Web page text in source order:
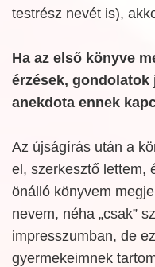
testrész nevét is),
Ha az első könyve
érzések, gondolatok
anekdota ennek
Az újságírás után a
el, szerkesztő lettem,
önálló könyvem
nevem, néha „csak”
impresszumban, de
gyermekeimnek